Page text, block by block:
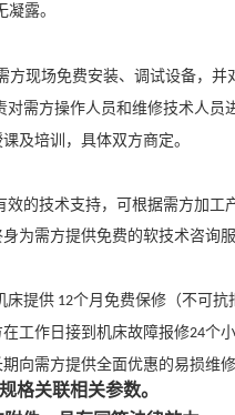
凝露。
方现场免费安装、调试设备，并
需方操作人员和维修技术人员
及培训，具体双方商定。
效的技术支持，可根据需方加工
为需方提供免费的软技术咨询
床提供 12个月免费保修（不可抗
工作日接到机床故障报修24个
向需方提供全面优惠的易损维修
格关联相关参数。